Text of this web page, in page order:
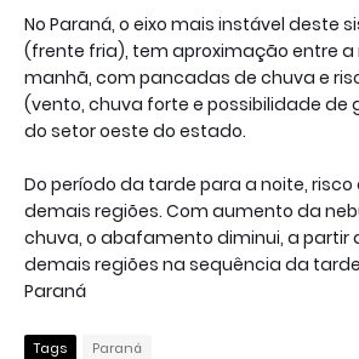
No Paraná, o eixo mais instável deste
(frente fria), tem aproximação entre
manhã, com pancadas de chuva e
(vento, chuva forte e possibilidade de
do setor oeste do estado.
Do período da tarde para a noite,
demais regiões. Com aumento da
chuva, o abafamento diminui, a partir
demais regiões na sequência da
Paraná
Tags Paraná